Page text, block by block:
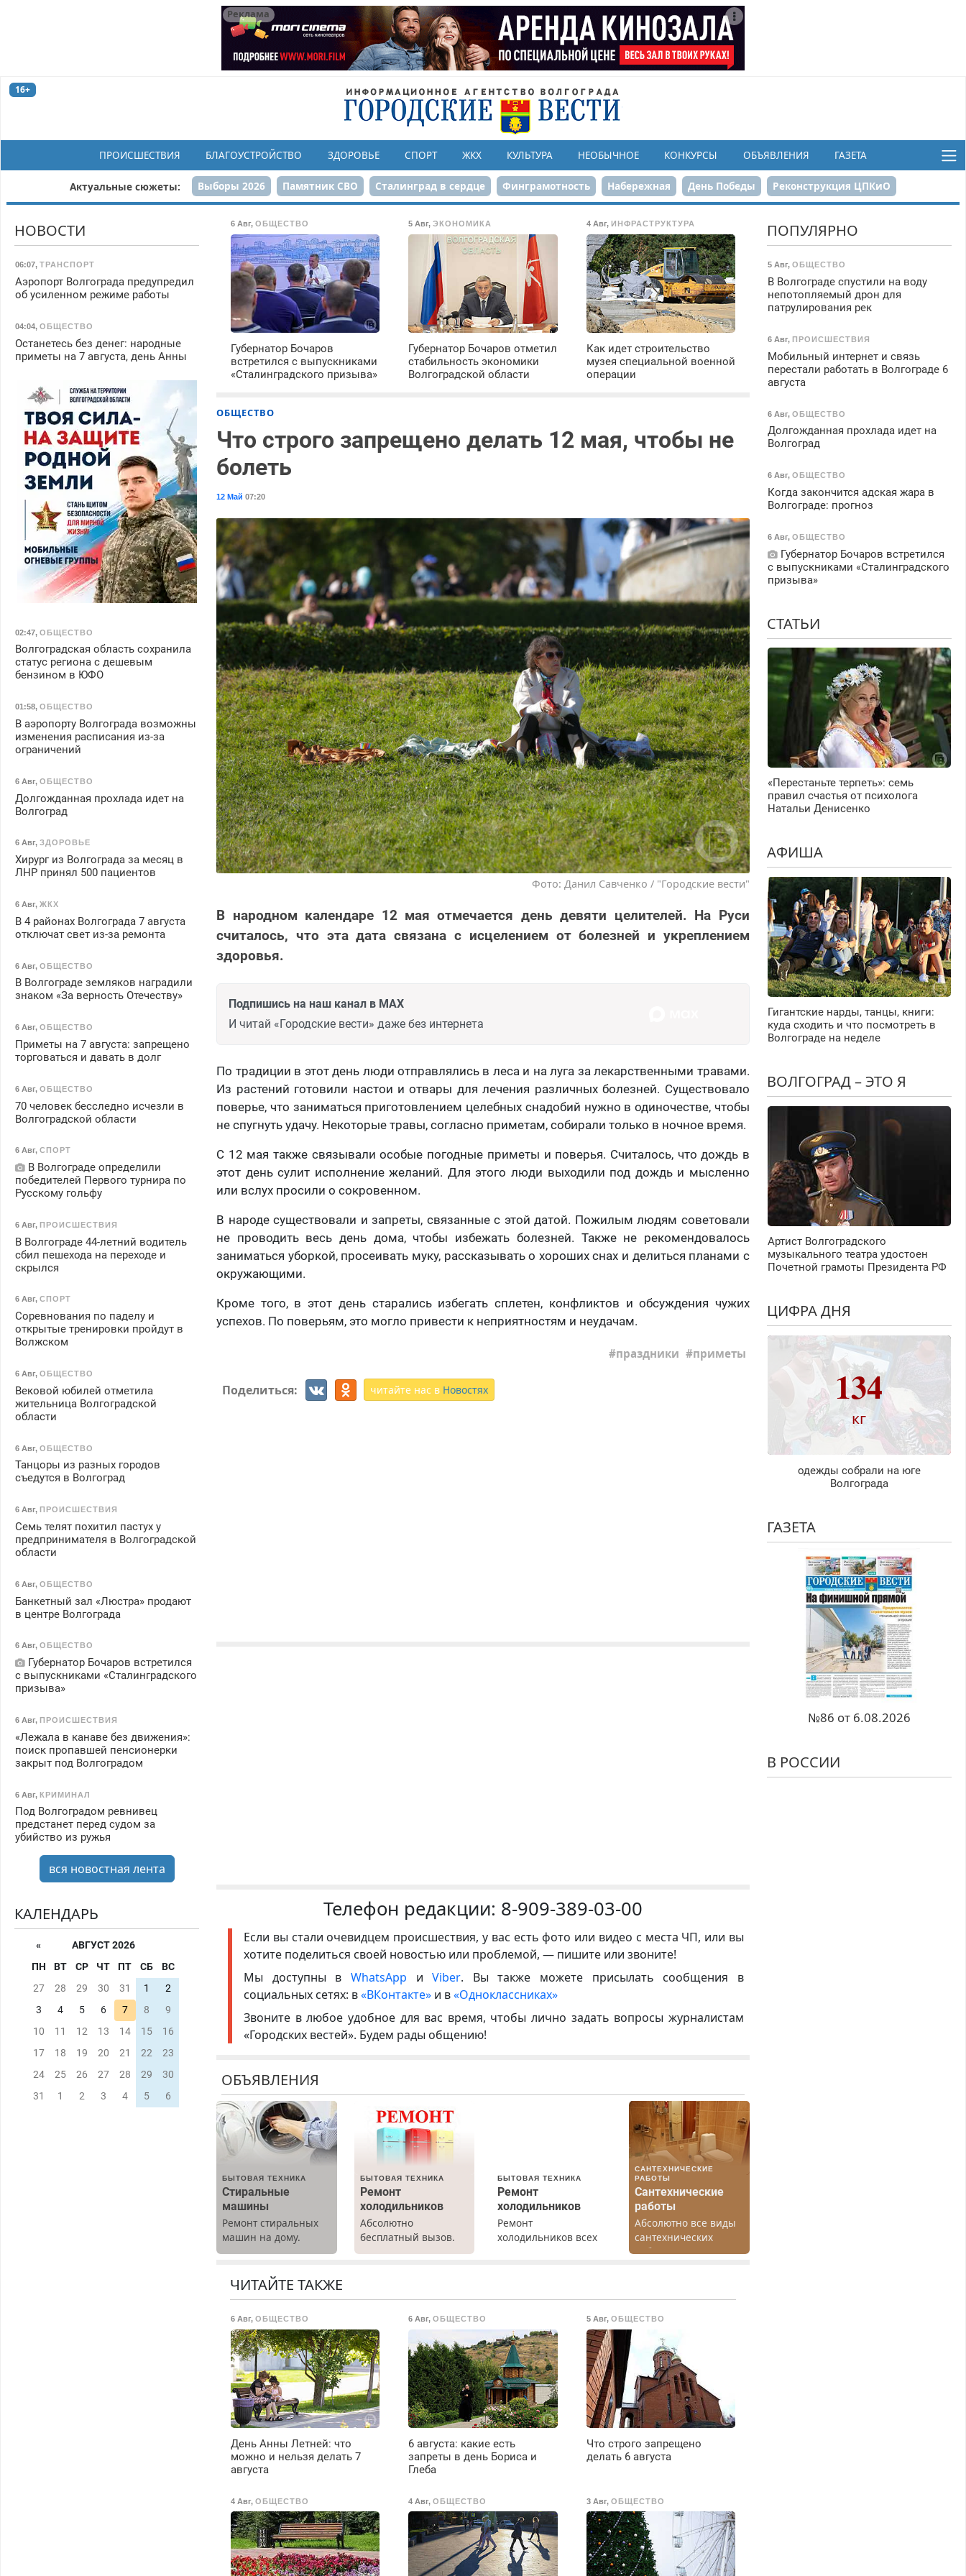
Реклама
16+
ПРОИСШЕСТВИЯ БЛАГОУСТРОЙСТВО ЗДОРОВЬЕ СПОРТ ЖКХ КУЛЬТУРА НЕОБЫЧНОЕ КОНКУРСЫ ОБЪЯВЛЕНИЯ ГАЗЕТА
Актуальные сюжеты: Выборы 2026 Памятник СВО Сталинград в сердце Финграмотность Набережная День Победы Реконструкция ЦПКиО
80-летие Победы Парк Героев-летчиков
6 Авг,ОБЩЕСТВО
Губернатор Бочаров
встретился с выпускниками
«Сталинградского призыва»
5 Авг,ЭКОНОМИКА
Губернатор Бочаров отметил
стабильность экономики
Волгоградской области
4 Авг, ИНФРАСТРУКТУРА
Как идет строительство
музея специальной военной
операции
ОБЩЕСТВО
Что строго запрещено делать 12 мая, чтобы не
болеть
12 Май 07:20
Фото: Данил Савченко / "Городские вести"
В народном календаре 12 мая отмечается день девяти целителей. На Руси
считалось, что эта дата связана с исцелением от болезней и укреплением
здоровья.
Подпишись на наш канал в MAX
И читай «Городские вести» даже без интернета
По традиции в этот день люди отправлялись в леса и на луга за лекарственными травами.
Из растений готовили настои и отвары для лечения различных болезней. Существовало
поверье, что заниматься приготовлением целебных снадобий нужно в одиночестве, чтобы
не спугнуть удачу. Некоторые травы, согласно приметам, собирали только в ночное время.
С 12 мая также связывали особые погодные приметы и поверья. Считалось, что дождь в
этот день сулит исполнение желаний. Для этого люди выходили под дождь и мысленно
или вслух просили о сокровенном.
В народе существовали и запреты, связанные с этой датой. Пожилым людям советовали
не проводить весь день дома, чтобы избежать болезней. Также не рекомендовалось
заниматься уборкой, просеивать муку, рассказывать о хороших снах и делиться планами с
окружающими.
Кроме того, в этот день старались избегать сплетен, конфликтов и обсуждения чужих
успехов. По поверьям, это могло привести к неприятностям и неудачам.
праздники приметы
Поделиться: читайте нас в Новостях
Телефон редакции: 8-909-389-03-00
Если вы стали очевидцем происшествия, у вас есть фото или видео с места ЧП, или вы
хотите поделиться своей новостью или проблемой, — пишите или звоните!
Мы доступны в WhatsApp иViber. Вы также можете присылать сообщения в
социальных сетях: в«ВКонтакте» и в«Одноклассниках»
Звоните в любое удобное для вас время, чтобы лично задать вопросы журналистам
«Городских вестей». Будем рады общению!
ОБЪЯВЛЕНИЯ
БЫТОВАЯ ТЕХНИКА
Стиральные
машины
Ремонт стиральных
машин на дому.
Выезд и диагностика
Предусмотрены
скидки.
БЫТОВАЯ ТЕХНИКА
Ремонт
холодильников
Абсолютно
бесплатный вызов.
Ремонт
выходных.
Пенсионерам –
скидки до 40%.
Мастер со стажем.
БЫТОВАЯ ТЕХНИКА
Ремонт
холодильников
Ремонт
холодильников всех
Вызов бесплатный.
САНТЕХНИЧЕСКИЕ
РАБОТЫ
Сантехнические
работы
Абсолютно все виды
сантехнических
работ. Быстро.
ЧИТАЙТЕ ТАКЖЕ
6 Авг,ОБЩЕСТВО
День Анны Летней: что
можно и нельзя делать 7
августа
6 Авг,ОБЩЕСТВО
6 августа: какие есть
запреты в день Бориса и
Глеба
5 Авг, ОБЩЕСТВО
Что строго запрещено
делать 6 августа
4 Авг,ОБЩЕСТВО 4 Авг,ОБЩЕСТВО 3 Авг, ОБЩЕСТВО
НОВОСТИ
06:07, ТРАНСПОРТ
Аэропорт Волгограда предупредил
об усиленном режиме работы
04:04, ОБЩЕСТВО
Останетесь без денег: народные
приметы на 7 августа, день Анны
02:47, ОБЩЕСТВО
Волгоградская область сохранила
статус региона с дешевым
бензином в ЮФО
01:58, ОБЩЕСТВО
В аэропорту Волгограда возможны
изменения расписания из-за
ограничений
6 Авг, ОБЩЕСТВО
Долгожданная прохлада идет на
Волгоград
6 Авг, ЗДОРОВЬЕ
Хирург из Волгограда за месяц в
ЛНР принял 500 пациентов
6 Авг, ЖКХ
В 4 районах Волгограда 7 августа
отключат свет из-за ремонта
6 Авг, ОБЩЕСТВО
В Волгограде земляков наградили
знаком «За верность Отечеству»
6 Авг, ОБЩЕСТВО
Приметы на 7 августа: запрещено
торговаться и давать в долг
6 Авг, ОБЩЕСТВО
70 человек бесследно исчезли в
Волгоградской области
6 Авг, СПОРТ
В Волгограде определили
победителей Первого турнира по
Русскому гольфу
6 Авг, ПРОИСШЕСТВИЯ
В Волгограде 44-летний водитель
сбил пешехода на переходе и
скрылся
6 Авг, СПОРТ
Соревнования по паделу и
открытые тренировки пройдут в
Волжском
6 Авг, ОБЩЕСТВО
Вековой юбилей отметила
жительница Волгоградской
области
6 Авг, ОБЩЕСТВО
Танцоры из разных городов
съедутся в Волгоград
6 Авг, ПРОИСШЕСТВИЯ
Семь телят похитил пастух у
предпринимателя в Волгоградской
области
6 Авг, ОБЩЕСТВО
Банкетный зал «Люстра» продают
в центре Волгограда
6 Авг, ОБЩЕСТВО
Губернатор Бочаров встретился
с выпускниками «Сталинградского
призыва»
6 Авг, ПРОИСШЕСТВИЯ
«Лежала в канаве без движения»:
поиск пропавшей пенсионерки
закрыт под Волгоградом
6 Авг, КРИМИНАЛ
Под Волгоградом ревнивец
предстанет перед судом за
убийство из ружья
вся новостная лента
КАЛЕНДАРЬ
«
АВГУСТ 2026
ПН
ВТ СР ЧТ ПТ СБ
ВС
27
28 29 30 31 1
2
3
4 5 6 7 8
9
10
11 12 13 14 15
16
17
18 19 20 21 22
23
24
25 26 27 28 29
30
31
1 2 3 4 5 6
ПОПУЛЯРНО
5 Авг, ОБЩЕСТВО
В Волгограде спустили на воду
непотопляемый дрон для
патрулирования рек
6 Авг, ПРОИСШЕСТВИЯ
Мобильный интернет и связь
перестали работать в Волгограде 6
августа
6 Авг, ОБЩЕСТВО
Долгожданная прохлада идет на
Волгоград
6 Авг, ОБЩЕСТВО
Когда закончится адская жара в
Волгограде: прогноз
6 Авг, ОБЩЕСТВО
Губернатор Бочаров встретился
с выпускниками «Сталинградского
призыва»
СТАТЬИ
«Перестаньте терпеть»: семь
правил счастья от психолога
Натальи Денисенко
АФИША
Гигантские нарды, танцы, книги:
куда сходить и что посмотреть в
Волгограде на неделе
ВОЛГОГРАД – ЭТО Я
Артист Волгоградского
музыкального театра удостоен
Почетной грамоты Президента РФ
ЦИФРА ДНЯ
134
кг
одежды собрали на юге
Волгограда
ГАЗЕТА
№86 от 6.08.2026
В РОССИИ